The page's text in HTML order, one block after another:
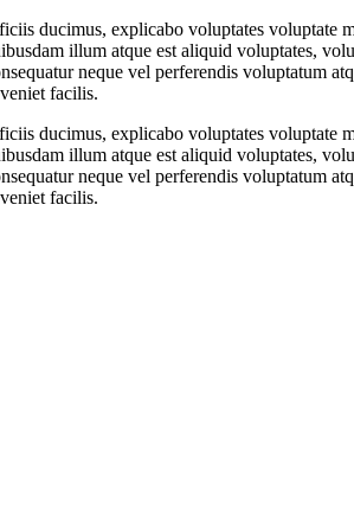
ducimus, explicabo voluptates voluptate
illum atque est aliquid voluptates,
neque vel perferendis voluptatum
facilis.
ducimus, explicabo voluptates voluptate
illum atque est aliquid voluptates,
neque vel perferendis voluptatum
facilis.